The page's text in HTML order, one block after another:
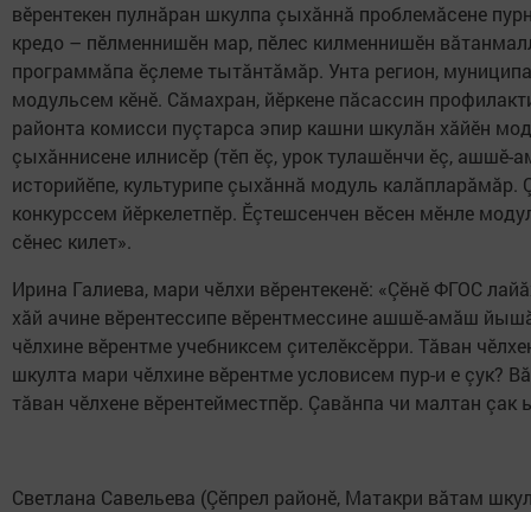
вӗрентекен пулнăран шкулпа çыхăннă проблемăсене
кредо – пӗлменнишӗн мар, пӗлес килменнишӗн
программăпа ӗçлеме тытăнтăмăр. Унта регион,
модульсем кӗнӗ. Сăмахран, йӗркене пăсассин
районта комисси пуçтарса эпир кашни шкулăн хăйӗн
çыхăннисене илнисӗр (тӗп ӗç, урок тулашӗнчи ӗç,
историйӗпе, культурипе çыхăннă модуль калăпларăмăр.
конкурссем йӗркелетпӗр. Ӗçтешсенчен вӗсен мӗнле
сӗнес килет».
Ирина Галиева, мари чӗлхи вӗрентекенӗ: «Çӗнӗ ФГОС
хăй ачине вӗрентессипе вӗрентмессине ашшӗ-амăш
чӗлхине вӗрентме учебниксем çителӗксӗрри. Тăван
шкулта мари чӗлхине вӗрентме условисем пур-и е çук?
тăван чӗлхене вӗрентейместпӗр. Çавăнпа чи малтан
Светлана Савельева (Çӗпрел районӗ, Матакри вăтам